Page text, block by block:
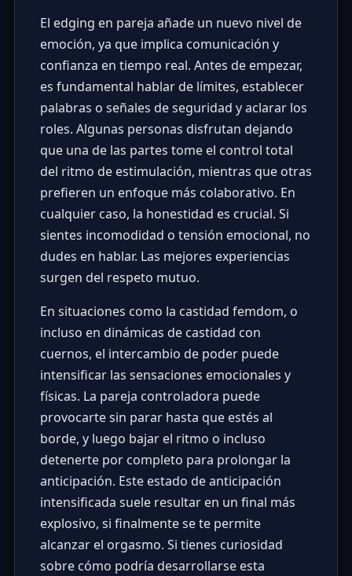
El edging en pareja añade un nuevo nivel de
emoción, ya que implica comunicación y
confianza en tiempo real. Antes de empezar,
es fundamental hablar de límites, establecer
palabras o señales de seguridad y aclarar los
roles. Algunas personas disfrutan dejando
que una de las partes tome el control total
del ritmo de estimulación, mientras que otras
prefieren un enfoque más colaborativo. En
cualquier caso, la honestidad es crucial. Si
sientes incomodidad o tensión emocional, no
dudes en hablar. Las mejores experiencias
surgen del respeto mutuo.
En situaciones como la castidad femdom, o
incluso en dinámicas de castidad con
cuernos, el intercambio de poder puede
intensificar las sensaciones emocionales y
físicas. La pareja controladora puede
provocarte sin parar hasta que estés al
borde, y luego bajar el ritmo o incluso
detenerte por completo para prolongar la
anticipación. Este estado de anticipación
intensificada suele resultar en un final más
explosivo, si finalmente se te permite
alcanzar el orgasmo. Si tienes curiosidad
sobre cómo podría desarrollarse esta